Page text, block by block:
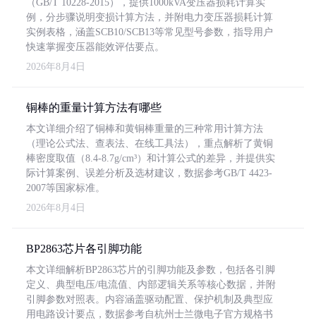
（GB/T 10228-2015），提供1000kVA变压器损耗计算实
例，分步骤说明变损计算方法，并附电力变压器损耗计算
实例表格，涵盖SCB10/SCB13等常见型号参数，指导用户
快速掌握变压器能效评估要点。
2026年8月4日
铜棒的重量计算方法有哪些
本文详细介绍了铜棒和黄铜棒重量的三种常用计算方法
（理论公式法、查表法、在线工具法），重点解析了黄铜
棒密度取值（8.4-8.7g/cm³）和计算公式的差异，并提供实
际计算案例、误差分析及选材建议，数据参考GB/T 4423-
2007等国家标准。
2026年8月4日
BP2863芯片各引脚功能
本文详细解析BP2863芯片的引脚功能及参数，包括各引脚
定义、典型电压/电流值、内部逻辑关系等核心数据，并附
引脚参数对照表。内容涵盖驱动配置、保护机制及典型应
用电路设计要点，数据参考自杭州士兰微电子官方规格书